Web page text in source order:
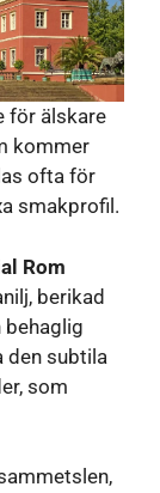
för älskare
kommer
ofta för
smakprofil.
Rom
berikad
behaglig
den subtila
som